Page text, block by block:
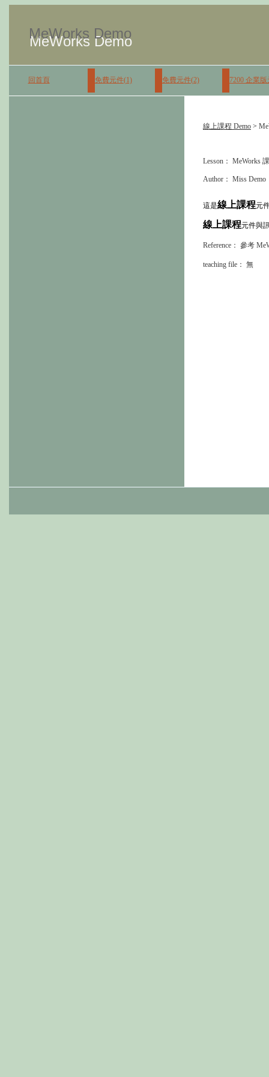
MeWorks Demo
MeWorks Demo
回首頁 免費元件(1) 免費元件(2) 7200 企業
線上課程 Demo >
Lesson： MeWorks
Author： Miss Demo
這是線上課程元
線上課程元件與
Reference： 參考
teaching file： 無